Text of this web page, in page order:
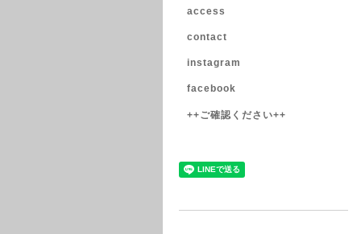
access
contact
instagram
facebook
++ご確認ください++